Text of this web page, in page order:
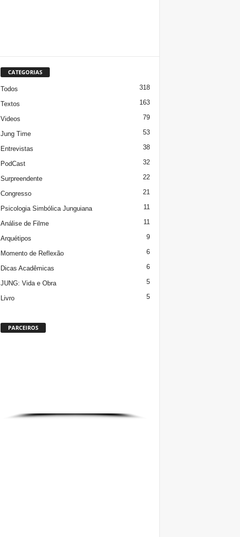
CATEGORIAS
Todos 318
Textos 163
Videos 79
Jung Time 53
Entrevistas 38
PodCast 32
Surpreendente 22
Congresso 21
Psicologia Simbólica Junguiana 11
Análise de Filme 11
Arquétipos 9
Momento de Reflexão 6
Dicas Acadêmicas 6
JUNG: Vida e Obra 5
Livro 5
PARCEIROS